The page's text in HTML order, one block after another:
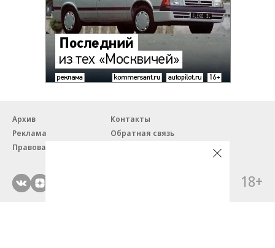
Архив
Контакты
Реклама
Обратная связь
Правовая информация
18+